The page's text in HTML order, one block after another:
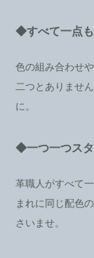
◆すべて一点
色の組み合わせ
二つとありませ
に。
◆一つ一つス
革職人がすべて
まれに同じ配色
さいませ。